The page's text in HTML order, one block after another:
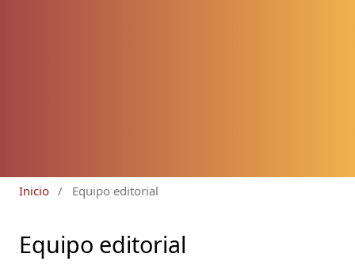
Inicio / Equipo editorial
Equipo editorial